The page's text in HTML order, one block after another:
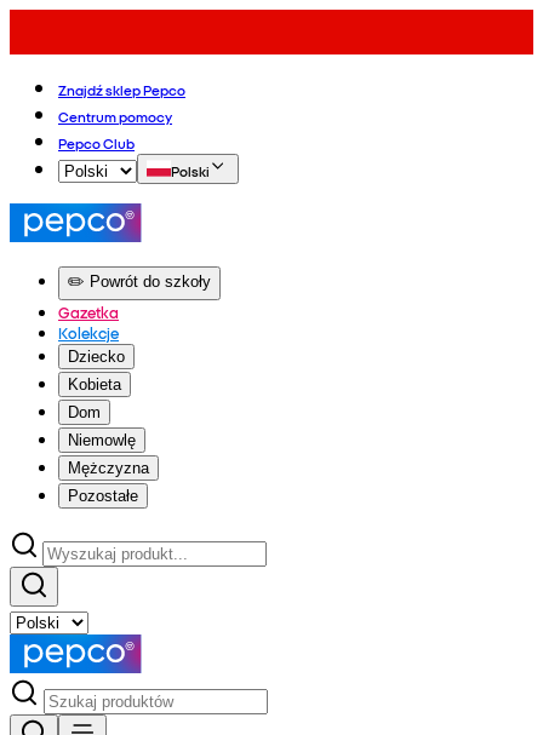
Znajdź sklep Pepco
Centrum pomocy
Pepco Club
Polski
✏️ Powrót do szkoły
Gazetka
Kolekcje
Dziecko
Kobieta
Dom
Niemowlę
Mężczyzna
Pozostałe